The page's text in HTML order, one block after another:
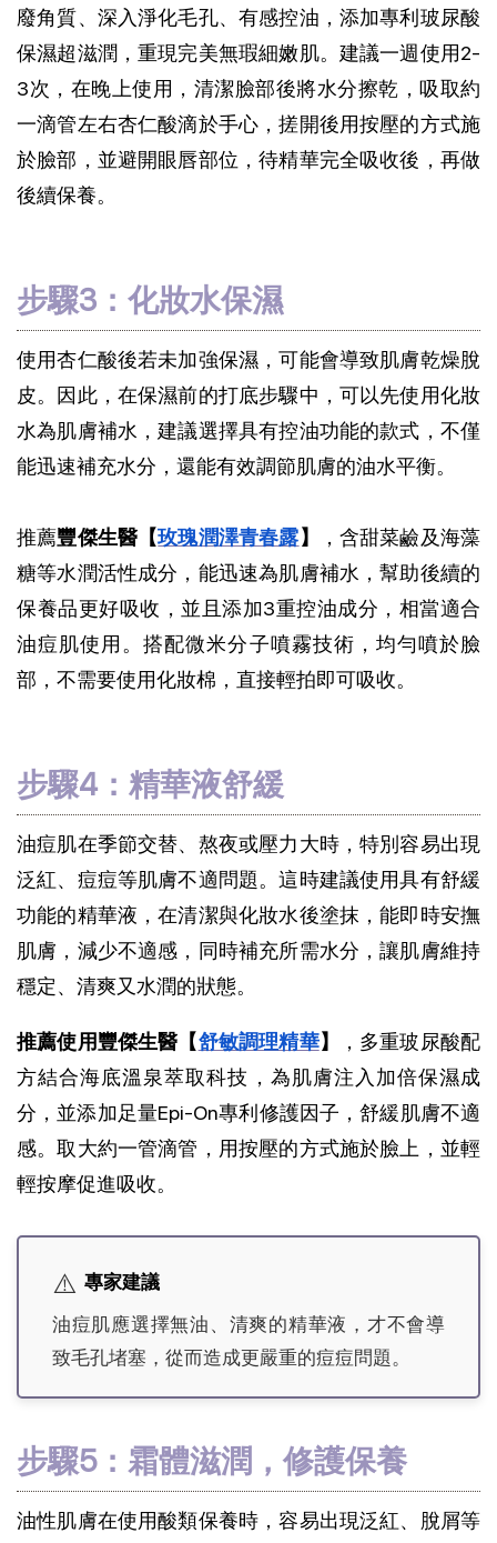
廢角質、深入淨化毛孔、有感控油，添加專利玻尿酸
保濕超滋潤，重現完美無瑕細嫩肌。建議一週使用2-
3次，在晚上使用，清潔臉部後將水分擦乾，吸取約
一滴管左右杏仁酸滴於手心，搓開後用按壓的方式施
於臉部，並避開眼唇部位，待精華完全吸收後，再做
後續保養。
步驟3：化妝水保濕
使用杏仁酸後若未加強保濕，可能會導致肌膚乾燥脫
皮。因此，在保濕前的打底步驟中，可以先使用化妝
水為肌膚補水，建議選擇具有控油功能的款式，不僅
能迅速補充水分，還能有效調節肌膚的油水平衡。
推薦豐傑生醫【玫瑰潤澤青春露】
，含甜菜鹼及海藻
糖等水潤活性成分，能迅速為肌膚補水，幫助後續的
保養品更好吸收，並且添加3重控油成分，相當適合
油痘肌使用。搭配微米分子噴霧技術，均勻噴於臉
部，不需要使用化妝棉，直接輕拍即可吸收。
步驟4：精華液舒緩
油痘肌在季節交替、熬夜或壓力大時，特別容易出現
泛紅、痘痘等肌膚不適問題。這時建議使用具有舒緩
功能的精華液，在清潔與化妝水後塗抹，能即時安撫
肌膚，減少不適感，同時補充所需水分，讓肌膚維持
穩定、清爽又水潤的狀態。
推薦使用豐傑生醫【舒敏調理精華】
，多重玻尿酸配
方結合海底溫泉萃取科技，為肌膚注入加倍保濕成
分，並添加足量Epi-On專利修護因子，舒緩肌膚不適
感。取大約一管滴管，用按壓的方式施於臉上，並輕
輕按摩促進吸收。
⚠️ 專家建議
油痘肌應選擇無油、清爽的精華液，才不會導
致毛孔堵塞，從而造成更嚴重的痘痘問題。
步驟5：霜體滋潤，修護保養
油性肌膚在使用酸類保養時，容易出現泛紅、脫屑等